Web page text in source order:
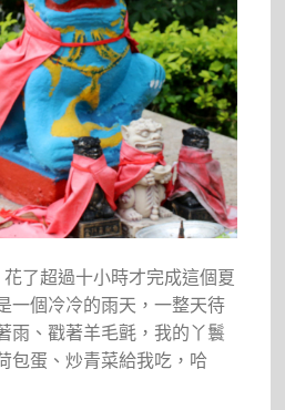
了超過十小時才完成這個夏
一個冷冷的雨天，一整天待
雨、戳著羊毛氈，我的丫鬟
包蛋、炒青菜給我吃，哈